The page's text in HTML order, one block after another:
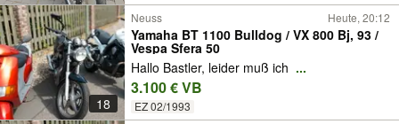
18
Neuss Heute, 20:12
Yamaha BT 1100 Bulldog / VX 800 Bj, 93 /
Vespa Sfera 50
Hallo Bastler, leider muß ich ...
3.100 € VB
EZ 02/1993